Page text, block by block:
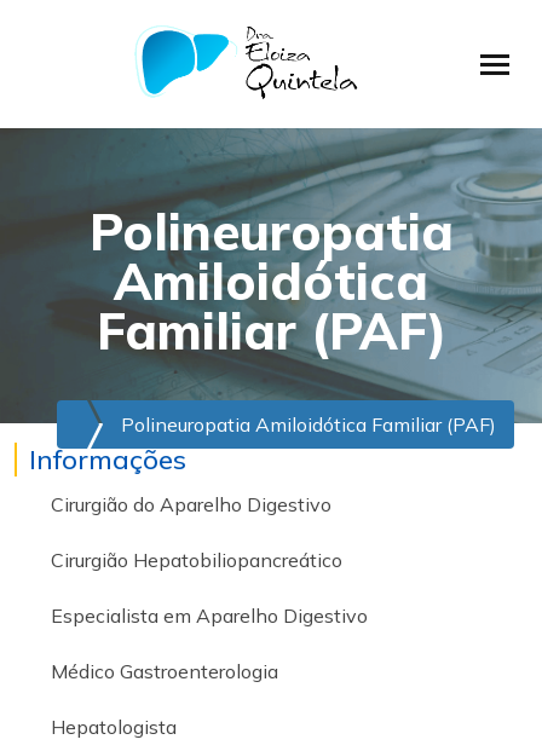
Polineuropatia
Amiloidótica
Familiar (PAF)
Polineuropatia Amiloidótica Familiar (PAF)
Informações
Cirurgião do Aparelho Digestivo
Cirurgião Hepatobiliopancreático
Especialista em Aparelho Digestivo
Médico Gastroenterologia
Hepatologista